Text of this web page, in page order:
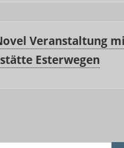
Veranstaltung
Esterwegen